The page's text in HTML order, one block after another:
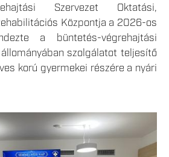
Szervezet Oktatási,
Központja a 2026-os
a büntetés-végrehajtási
szolgálatot teljesítő
korú gyermekei részére a nyári